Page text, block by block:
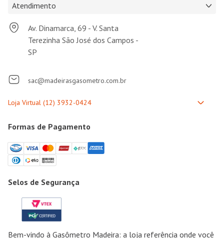
Atendimento
Av. Dinamarca, 69 - V. Santa
Terezinha São José dos Campos -
SP
sac@madeirasgasometro.com.br
Formas de Pagamento
Selos de Segurança
Bem-vindo à Gasômetro Madeira: a loja referência onde você